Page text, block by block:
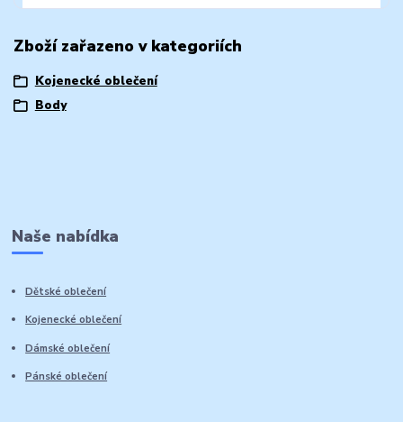
Zboží zařazeno v kategoriích
Kojenecké oblečení
Body
Naše nabídka
Dětské oblečení
Kojenecké oblečení
Dámské oblečení
Pánské oblečení